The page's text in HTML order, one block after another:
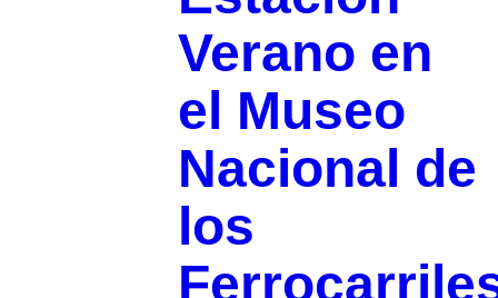
Verano en
el Museo
Nacional de
los